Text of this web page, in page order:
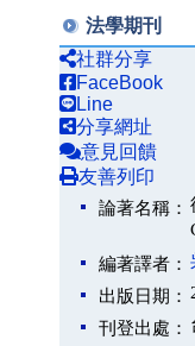
法學期刊
社群分享
FaceBook
Line
分享網址
意見回饋
友善列印
論著名稱：
編著譯者：
出版日期：
刊登出處：